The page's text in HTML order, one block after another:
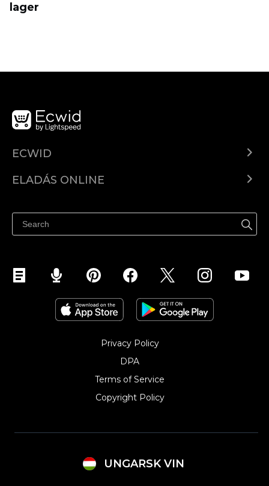
lager
ECWID
Árkalkuláció
ELADÁS ONLINE
Eladás a Facebookon
Eladás Instagramon
Privacy Policy
DPA
Terms of Service
Copyright Policy‎
UNGARSK VIN